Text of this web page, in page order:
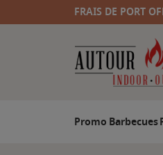
FRAIS DE PORT
Promo Barbecues